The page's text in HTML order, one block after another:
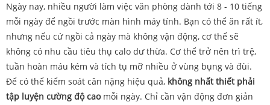
Ngày nay, nhiều người làm việc văn phòng dành tới 8 - 10 tiếng
mỗi ngày để ngồi trước màn hình máy tính. Bạn có thể ăn rất ít,
nhưng nếu cứ ngồi cả ngày mà không vận động, cơ thể sẽ
không có nhu cầu tiêu thụ calo dư thừa. Cơ thể trở nên trì trệ,
tuần hoàn máu kém và tích tụ mỡ nhiều ở vùng bụng và đùi.
Để có thể kiểm soát cân nặng hiệu quả, không nhất thiết phải
tập luyện cường độ caomỗi ngày. Chỉ cần vận động đơn giản